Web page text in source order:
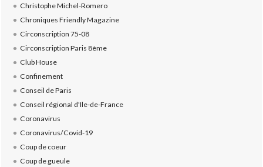
Christophe Michel-Romero
Chroniques Friendly Magazine
Circonscription 75-08
Circonscription Paris 8ème
Club House
Confinement
Conseil de Paris
Conseil régional d'Ile-de-France
Coronavirus
Coronavirus/Covid-19
Coup de coeur
Coup de gueule